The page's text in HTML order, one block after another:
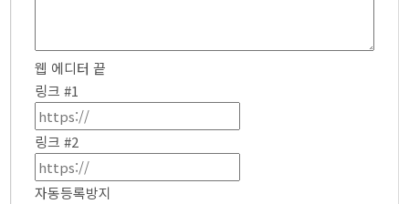
웹 에디터 끝
링크 #1
링크 #2
자동등록방지